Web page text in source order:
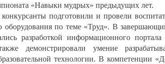
«Навыки мудрых» предыдущих лет.
подготовили и провели
оборудования по теме «Труд». В
разработкой информационного
демонстрировали умение
технологии. В компетенции